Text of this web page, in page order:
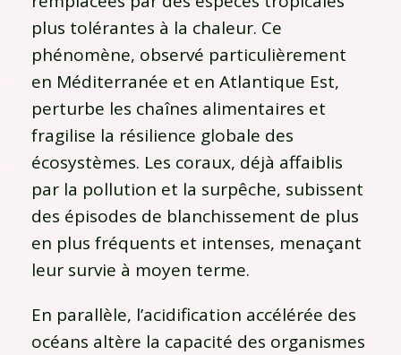
plus tolérantes à la chaleur. Ce
phénomène, observé particulièrement
en Méditerranée et en Atlantique Est,
perturbe les chaînes alimentaires et
fragilise la résilience globale des
écosystèmes. Les coraux, déjà affaiblis
par la pollution et la surpêche, subissent
des épisodes de blanchissement de plus
en plus fréquents et intenses, menaçant
leur survie à moyen terme.
En parallèle, l’acidification accélérée des
océans altère la capacité des organismes